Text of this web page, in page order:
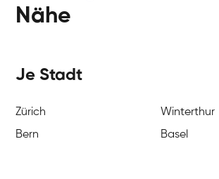
Nähe
Je Stadt
Zürich
Winterthur
Bern
Basel